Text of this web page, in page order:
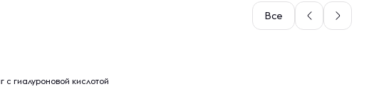
Все
с гиалуроновой кислотой